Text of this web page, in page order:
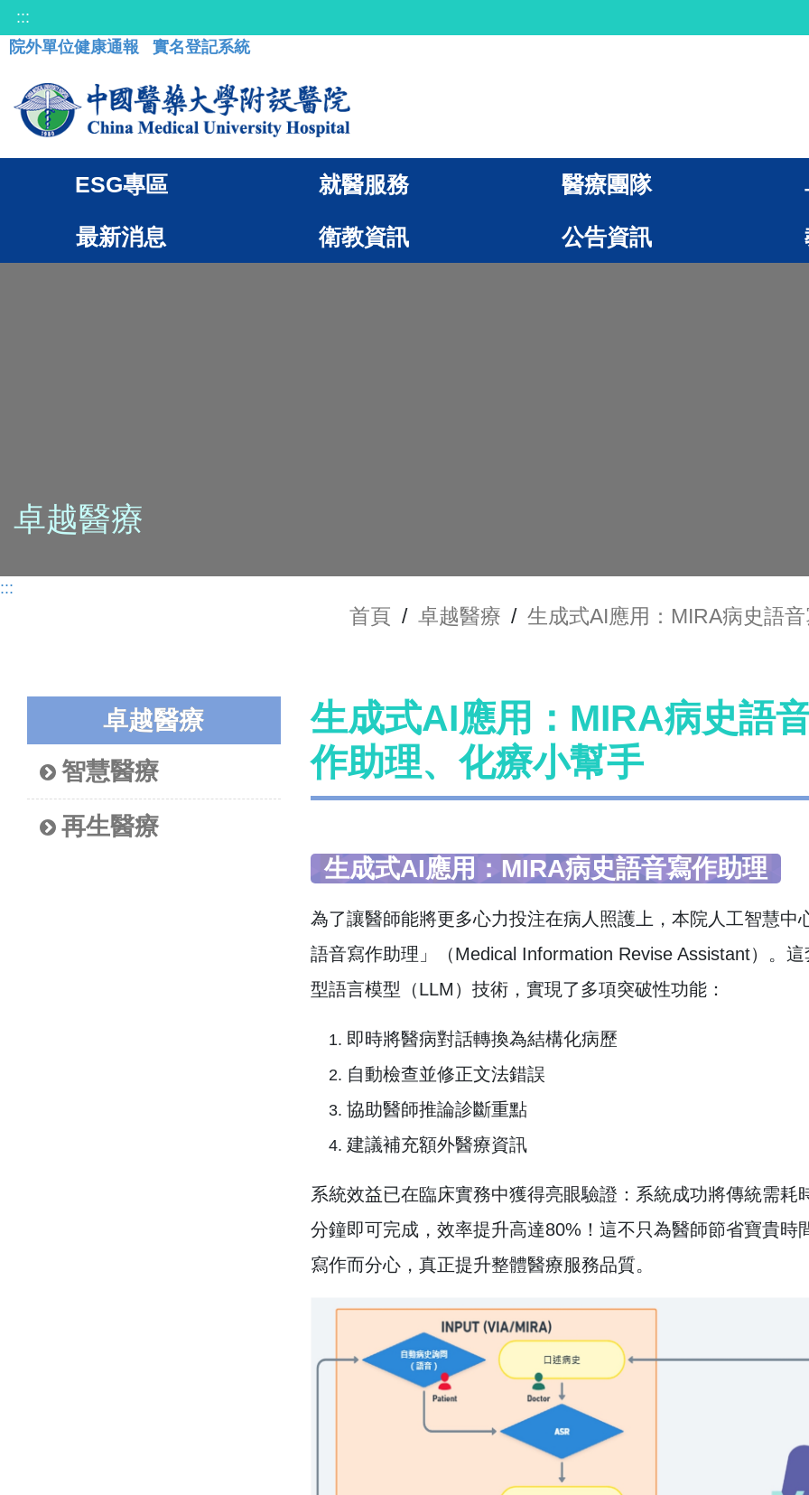
:::
院外單位健康通報
實名登記系統
ESG專區 就醫服務 醫療團隊
最新消息 衛教資訊 公告資訊
卓越醫療
:::
首頁 / 卓越醫療 / 生成式AI應用：MIRA病史語
卓越醫療
智慧醫療
再生醫療
生成式AI應用：MIRA病史語
作助理、化療小幫手
生成式AI應用：MIRA病史語音寫作助理
為了讓醫師能將更多心力投注在病人照護上，本院人工智慧
語音寫作助理」（Medical Information Revise Assistant）。
型語言模型（LLM）技術，實現了多項突破性功能：
即時將醫病對話轉換為結構化病歷
自動檢查並修正文法錯誤
協助醫師推論診斷重點
建議補充額外醫療資訊
系統效益已在臨床實務中獲得亮眼驗證：系統成功將傳統需
分鐘即可完成，效率提升高達80%！這不只為醫師節省寶貴
寫作而分心，真正提升整體醫療服務品質。